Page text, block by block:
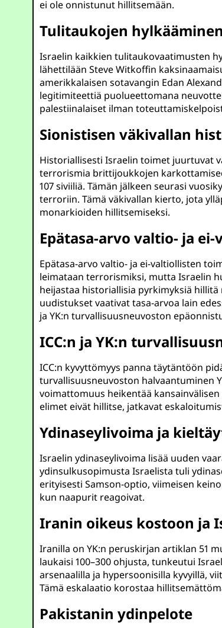
ei ole onnistunut hillitsemään.
Tulitaukojen
Israelin kaikkien tulitaukovaatimusten
lähettilään Steve Witkoffin
amerikkalaisen sotavangin Edan
legitimiteettiä puolueettomana
palestiinalaiset ilman
Sionistisen väkivallan
Historiallisesti Israelin toimet juurtuvat
terrorismia brittijoukkojen
107 siviiliä. Tämän jälkeen seurasi
terroriin. Tämä väkivallan kierto, jota
monarkioiden hillitsemiseksi.
Epätasa-arvo valtio- ja
Epätasa-arvo valtio- ja ei-valtiollisten
leimataan terrorismiksi, mutta Israelin
heijastaa historiallisia pyrkimyksiä
uudistukset vaativat tasa-arvoa lain
ja YK:n turvallisuusneuvoston
ICC:n ja YK:n
ICC:n kyvyttömyys panna täytäntöön
turvallisuusneuvoston halvaantuminen
voimattomuus heikentää
elimet eivät hillitse, jatkavat
Ydinaseylivoima ja
Israelin ydinaseylivoima lisää uuden
ydinsulkusopimusta Israelista tuli
erityisesti Samson-optio, viimeisen
kun naapurit reagoivat.
Iranin oikeus kostoon ja
Iranilla on YK:n peruskirjan artiklan 51
laukaisi 100–300 ohjusta, tunkeutui
arsenaalilla ja hypersoonisilla kyvyillä,
Tämä eskalaatio korostaa
Pakistanin ydinpelote